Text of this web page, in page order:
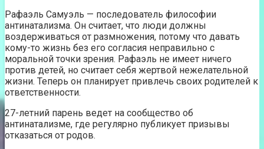
Рафаэль Самуэль — последователь философии
антинатализма. Он считает, что люди должны
воздерживаться от размножения, потому что давать
кому-то жизнь без его согласия неправильно с
моральной точки зрения. Рафаэль не имеет ничего
против детей, но считает себя жертвой нежелательной
жизни. Теперь он планирует привлечь своих родителей к
ответственности.
27-летний парень ведет на сообщество об
антинатализме, где регулярно публикует призывы
отказаться от родов.